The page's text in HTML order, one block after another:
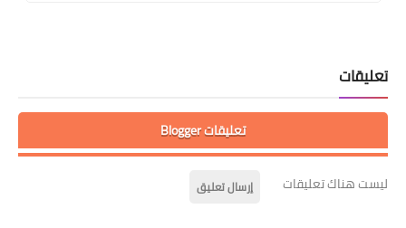
تعليقات
تعليقات Blogger
ليست هناك تعليقات إرسال تعليق